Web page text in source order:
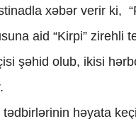
xəbər verir ki,
aid “Kirpi” zirehli
şəhid olub, ikisi
tədbirlərinin həyata